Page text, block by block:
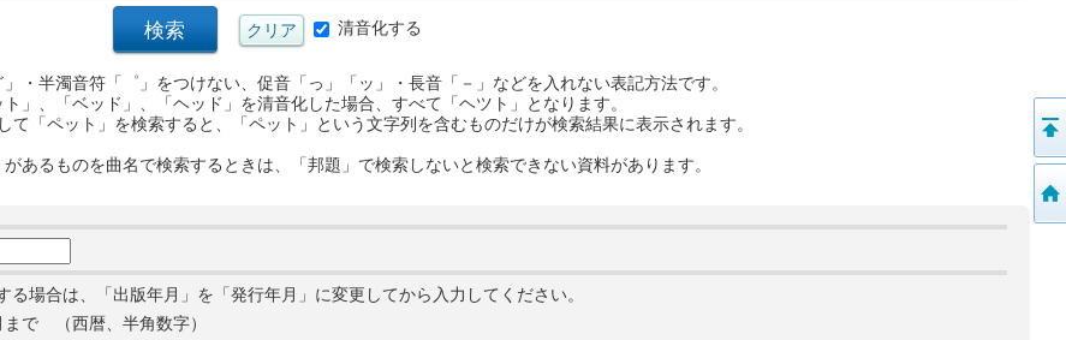
清音化する
・半濁音符「゜」をつけない、促音「っ」「ッ」・長音「－」などを入れない表記方法です。
」、「ベッド」、「ヘッド」を清音化した場合、すべて「ヘツト」となります。
て「ペット」を検索すると、「ペット」という文字列を含むものだけが検索結果に表示されます。
あるものを曲名で検索するときは、「邦題」で検索しないと検索できない資料があります。
場合は、「出版年月」を「発行年月」に変更してから入力してください。
まで （西暦、半角数字）